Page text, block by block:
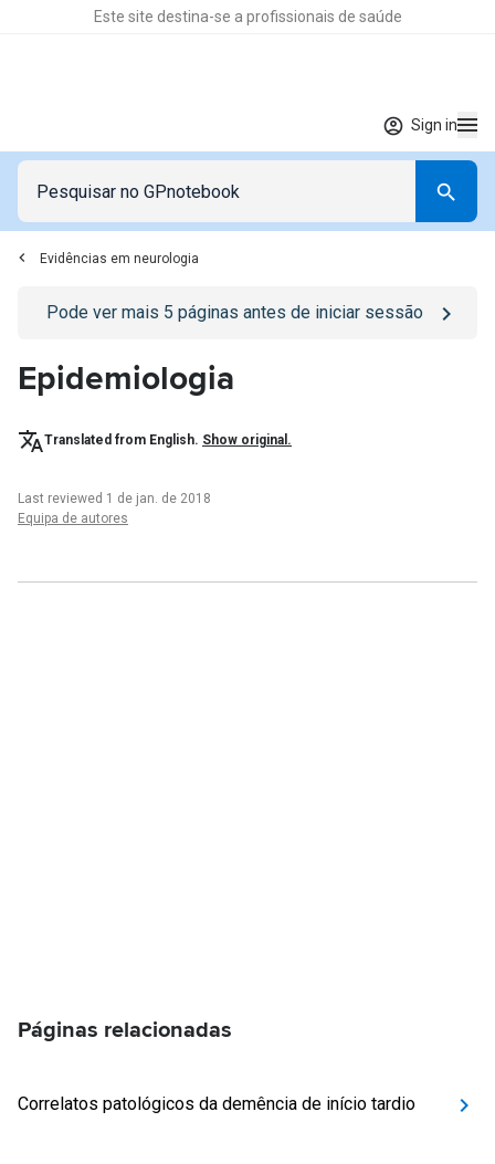
Este site destina-se a profissionais de saúde
Sign in
Evidências em neurologia
Go to/sign-inpage
Pode ver mais 5 páginas antes de iniciar sessão
Epidemiologia
Translated from English. Show original.
Last reviewed 1 de jan. de 2018
Equipa de autores
Páginas relacionadas
Correlatos patológicos da demência de início tardio